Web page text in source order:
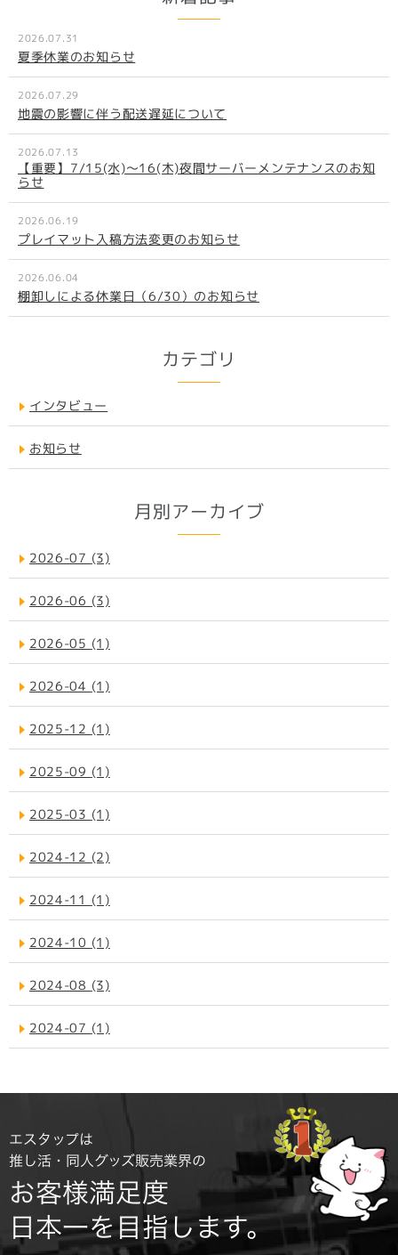
2026.07.31
夏季休業のお知らせ
2026.07.29
地震の影響に伴う配送遅延について
2026.07.13
【重要】7/15(水)～16(木)夜間サーバーメンテナンスのお知
らせ
2026.06.19
プレイマット入稿方法変更のお知らせ
2026.06.04
棚卸しによる休業日（6/30）のお知らせ
カテゴリ
インタビュー
お知らせ
月別アーカイブ
2026-07 (3)
2026-06 (3)
2026-05 (1)
2026-04 (1)
2025-12 (1)
2025-09 (1)
2025-03 (1)
2024-12 (2)
2024-11 (1)
2024-10 (1)
2024-08 (3)
2024-07 (1)
エスタップは
推し活・同人グッズ販売業界の
お客様満足度
日本一を目指します。